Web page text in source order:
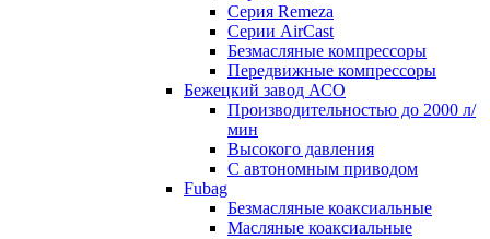
Серия Remeza
Серии AirCast
Безмасляные компрессоры
Передвижные компрессоры
Бежецкий завод АСО
Производительностью до 2000 л/
мин
Высокого давления
С автономным приводом
Fubag
Безмасляные коаксиальные
Маcляные коаксиальные